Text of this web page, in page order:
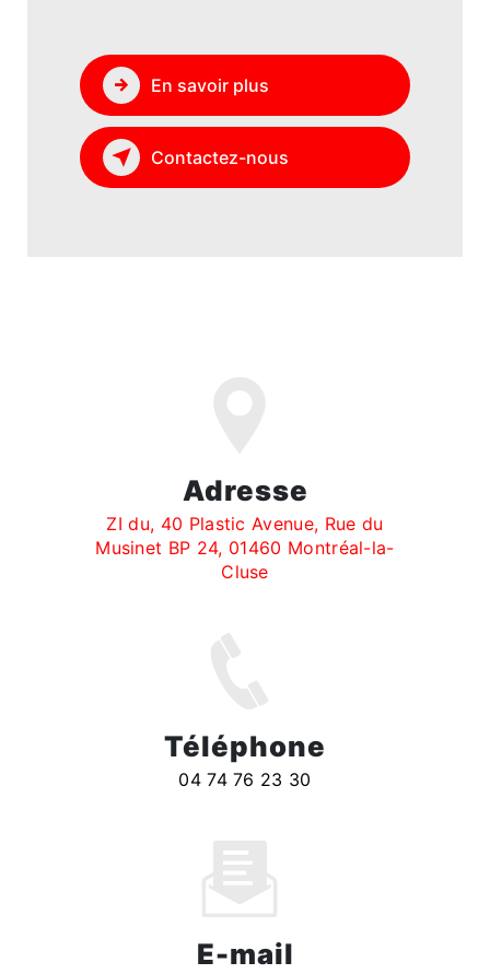
En savoir plus
Contactez-nous
Adresse
ZI du, 40 Plastic Avenue, Rue du
Musinet BP 24, 01460 Montréal-la-
Cluse
Téléphone
04 74 76 23 30
E-mail